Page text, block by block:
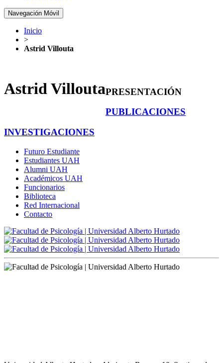
Navegación Móvil
Inicio
>
Astrid Villouta
Astrid VilloutaPRESENTACIÓN
PUBLICACIONES
INVESTIGACIONES
Futuro Estudiante
Estudiantes UAH
Alumni UAH
Académicos UAH
Funcionarios
Biblioteca
Red Internacional
Contacto